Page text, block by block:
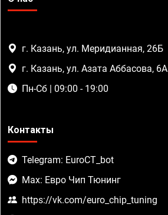
г. Казань, ул. Меридианная, 26Б
г. Казань, ул. Азата Аббасова, 6А
Пн-Сб | 09:00 - 19:00
Контакты
Telegram: EuroCT_bot
Max: Евро Чип Тюнинг
https://vk.com/euro_chip_tuning